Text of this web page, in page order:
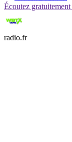
Écoutez
radio.fr